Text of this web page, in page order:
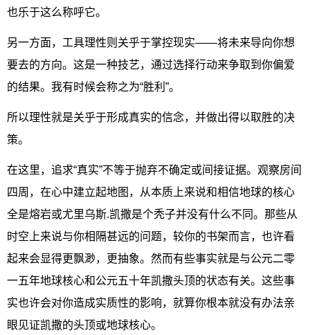
也乐于这么称呼它。
另一方面，工具理性则关乎于掌控现实——将未来导向你想
要去的方向。这是一种技艺，通过选择行动来争取到你偏爱
的结果。我有时候会称之为“胜利”。
所以理性就是关乎于形成真实的信念，并做出得以取胜的决
策。
在这里，追求“真实”不等于抛弃不确定或间接证据。观察房间
四周，在心中建立起地图，从本质上来说和相信地球的核心
全是熔岩或尤里乌斯.凯撒是个秃子并没有什么不同。那些从
时空上来说与你相隔甚远的问题，较你的书架而言，也许看
起来会显得更飘渺，更抽象。然而有些事实就是与公元二零
一五年地球核心和公元五十年凯撒头顶的状态有关。这些事
实也许会对你造成实质性的影响，就算你根本就没有办法亲
眼见证凯撒的头顶或地球核心。